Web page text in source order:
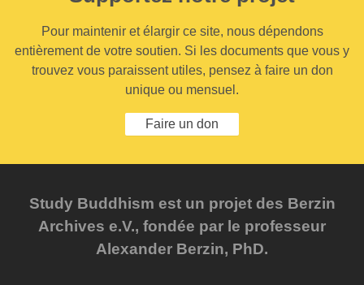
Pour maintenir et élargir ce site, nous dépendons
entièrement de votre soutien. Si les documents que vous y
trouvez vous paraissent utiles, pensez à faire un don
unique ou mensuel.
Faire un don
Study Buddhism est un projet des Berzin
Archives e.V., fondée par le professeur
Alexander Berzin, PhD.